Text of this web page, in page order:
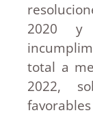
2020 y
total a
2022,